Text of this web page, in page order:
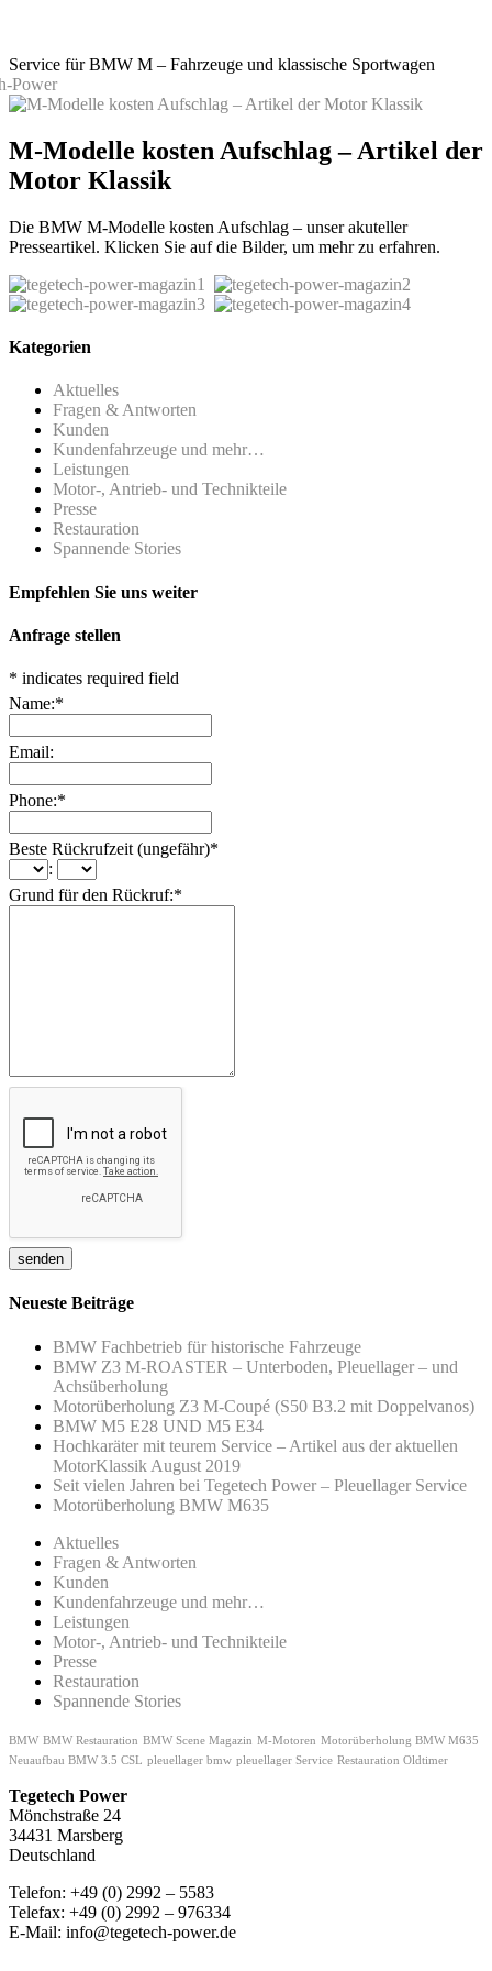
Service für BMW M – Fahrzeuge und klassische Sportwagen
M-Modelle kosten Aufschlag – Artikel der
Motor Klassik
Die BMW M-Modelle kosten Aufschlag – unser akuteller
Presseartikel. Klicken Sie auf die Bilder, um mehr zu erfahren.
Kategorien
Aktuelles
Fragen & Antworten
Kunden
Kundenfahrzeuge und mehr…
Leistungen
Motor-, Antrieb- und Technikteile
Presse
Restauration
Spannende Stories
Empfehlen Sie uns weiter
Anfrage stellen
* indicates required field
Name:*
Email:
Phone:*
Beste Rückrufzeit (ungefähr)*
:
Grund für den Rückruf:*
Neueste Beiträge
BMW Fachbetrieb für historische Fahrzeuge
BMW Z3 M-ROASTER – Unterboden, Pleuellager – und
Achsüberholung
Motorüberholung Z3 M-Coupé (S50 B3.2 mit Doppelvanos)
BMW M5 E28 UND M5 E34
Hochkaräter mit teurem Service – Artikel aus der aktuellen
MotorKlassik August 2019
Seit vielen Jahren bei Tegetech Power – Pleuellager Service
Motorüberholung BMW M635
Aktuelles
Fragen & Antworten
Kunden
Kundenfahrzeuge und mehr…
Leistungen
Motor-, Antrieb- und Technikteile
Presse
Restauration
Spannende Stories
BMW BMW Restauration BMW Scene Magazin M-Motoren Motorüberholung BMW M635
Neuaufbau BMW 3.5 CSL pleuellager bmw pleuellager Service Restauration Oldtimer
Tegetech Power
Mönchstraße 24
34431 Marsberg
Deutschland
Telefon: +49 (0) 2992 – 5583
Telefax: +49 (0) 2992 – 976334
E-Mail: info@tegetech-power.de